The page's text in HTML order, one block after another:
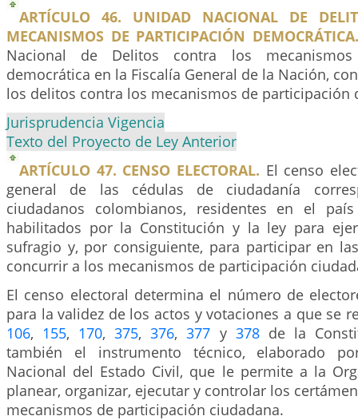
ARTÍCULO 46. UNIDAD NACIONAL DE
MECANISMOS DE PARTICIPACIÓN DEMOCRÁTICA.
Nacional de Delitos contra los
democrática en la Fiscalía General de la Nación,
los delitos contra los mecanismos de participación
Jurisprudencia Vigencia
Texto del Proyecto de Ley Anterior
ARTÍCULO 47. CENSO ELECTORAL. El censo
general de las cédulas de ciudadanía
ciudadanos colombianos, residentes en el
habilitados por la Constitución y la ley para
sufragio y, por consiguiente, para participar en
concurrir a los mecanismos de participación
El censo electoral determina el número de
para la validez de los actos y votaciones a que se
106, 155, 170,375,376,377 y 378de la
también el instrumento técnico, elaborado
Nacional del Estado Civil, que le permite a la
planear, organizar, ejecutar y controlar los
mecanismos de participación ciudadana.